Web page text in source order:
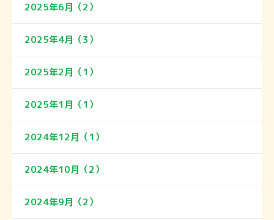
2025年6月（2）
2025年4月（3）
2025年2月（1）
2025年1月（1）
2024年12月（1）
2024年10月（2）
2024年9月（2）